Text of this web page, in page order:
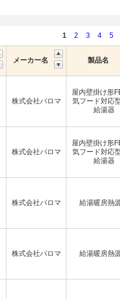
1
2 3 4 5
メーカー名 製品名
株式会社パロマ
屋内壁掛け形
気フード対応
給湯器
株式会社パロマ
屋内壁掛け形
気フード対応
給湯器
株式会社パロマ 給湯暖房熱
株式会社パロマ 給湯暖房熱